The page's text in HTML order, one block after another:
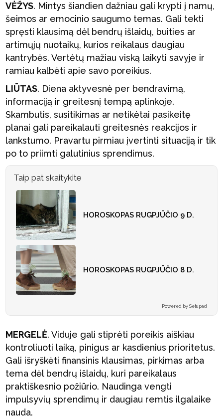
VĖŽYS. Mintys šiandien dažniau gali krypti į namų,
šeimos ar emocinio saugumo temas. Gali tekti
spręsti klausimą dėl bendrų išlaidų, buities ar
artimųjų nuotaikų, kurios reikalaus daugiau
kantrybės. Vertėtų mažiau viską laikyti savyje ir
ramiau kalbėti apie savo poreikius.
LIŪTAS. Diena aktyvesnė per bendravimą,
informaciją ir greitesnį tempą aplinkoje.
Skambutis, susitikimas ar netikėtai pasikeitę
planai gali pareikalauti greitesnės reakcijos ir
lankstumo. Pravartu pirmiau įvertinti situaciją ir tik
po to priimti galutinius sprendimus.
Taip pat skaitykite
HOROSKOPAS RUGPJŪČIO 9 D.
HOROSKOPAS RUGPJŪČIO 8 D.
Powered by Setupad
MERGELĖ. Viduje gali stiprėti poreikis aiškiau
kontroliuoti laiką, pinigus ar kasdienius prioritetus.
Gali išryškėti finansinis klausimas, pirkimas arba
tema dėl bendrų išlaidų, kuri pareikalaus
praktiškesnio požiūrio. Naudinga vengti
impulsyvių sprendimų ir daugiau remtis ilgalaike
nauda.